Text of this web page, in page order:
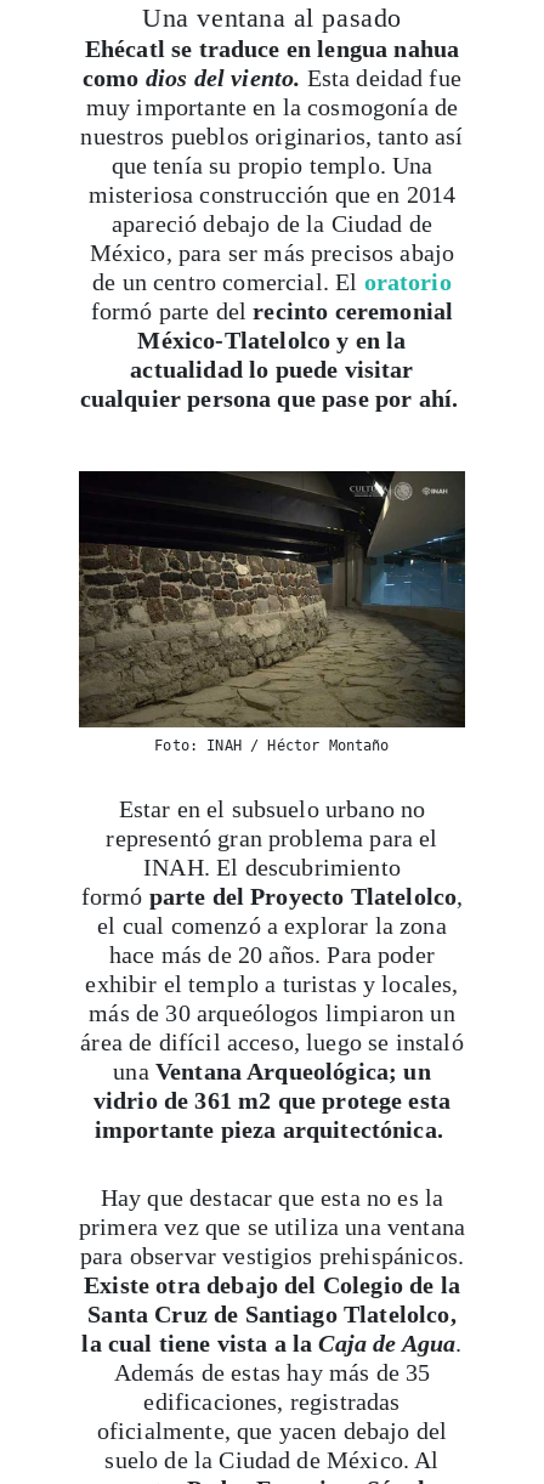
Una ventana al pasado
Ehécatl se traduce en lengua nahua
como dios del viento. Esta deidad fue
muy importante en la cosmogonía de
nuestros pueblos originarios, tanto así
que tenía su propio templo. Una
misteriosa construcción que en 2014
apareció debajo de la Ciudad de
México, para ser más precisos abajo
de un centro comercial. El oratorio
formó parte delrecinto ceremonial
México-Tlatelolco y en la
actualidad lo puede visitar
cualquier persona que pase por ahí.
Foto: INAH / Héctor Montaño
Estar en el subsuelo urbano no
representó gran problema para el
INAH. El descubrimiento
formó parte del Proyecto Tlatelolco,
el cual comenzó a explorar la zona
hace más de 20 años. Para poder
exhibir el templo a turistas y locales,
más de 30 arqueólogos limpiaron un
área de difícil acceso, luego se instaló
una Ventana Arqueológica; un
vidrio de 361 m2 que protege esta
importante pieza arquitectónica.
Hay que destacar que esta no es la
primera vez que se utiliza una ventana
para observar vestigios prehispánicos.
Existe otra debajo del Colegio de la
Santa Cruz de Santiago Tlatelolco,
la cual tiene vista a laCaja de Agua.
Además de estas hay más de 35
edificaciones, registradas
oficialmente, que yacen debajo del
suelo de la Ciudad de México. Al